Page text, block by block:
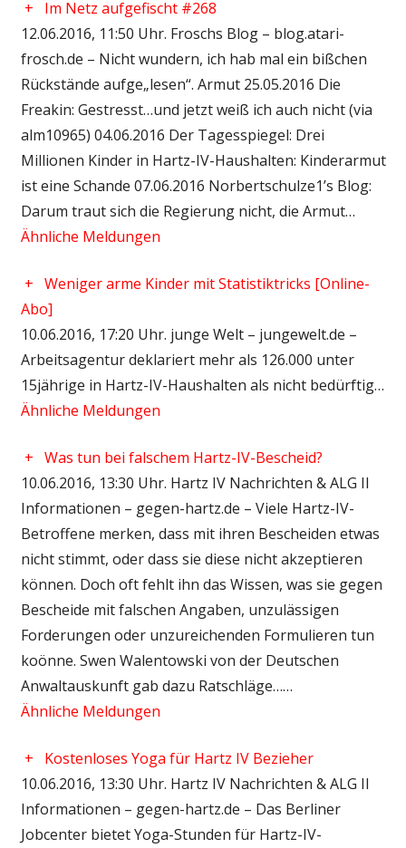
+
Im Netz aufgefischt #268
12.06.2016, 11:50 Uhr. Froschs Blog – blog.atari-
frosch.de – Nicht wundern, ich hab mal ein bißchen
Rückstände aufge„lesen“. Armut 25.05.2016 Die
Freakin: Gestresst…und jetzt weiß ich auch nicht (via
alm10965) 04.06.2016 Der Tagesspiegel: Drei
Millionen Kinder in Hartz-IV-Haushalten: Kinderarmut
ist eine Schande 07.06.2016 Norbertschulze1’s Blog:
Darum traut sich die Regierung nicht, die Armut…
Ähnliche Meldungen
+ Weniger arme Kinder mit Statistiktricks [Online-
Abo]
10.06.2016, 17:20 Uhr. junge Welt – jungewelt.de –
Arbeitsagentur deklariert mehr als 126.000 unter
15jährige in Hartz-IV-Haushalten als nicht bedürftig…
Ähnliche Meldungen
+ Was tun bei falschem Hartz-IV-Bescheid?
10.06.2016, 13:30 Uhr. Hartz IV Nachrichten & ALG II
Informationen – gegen-hartz.de – Viele Hartz-IV-
Betroffene merken, dass mit ihren Bescheiden etwas
nicht stimmt, oder dass sie diese nicht akzeptieren
können. Doch oft fehlt ihn das Wissen, was sie gegen
Bescheide mit falschen Angaben, unzulässigen
Forderungen oder unzureichenden Formulieren tun
koönne. Swen Walentowski von der Deutschen
Anwaltauskunft gab dazu Ratschläge……
Ähnliche Meldungen
+
Kostenloses Yoga für Hartz IV Bezieher
10.06.2016, 13:30 Uhr. Hartz IV Nachrichten & ALG II
Informationen – gegen-hartz.de – Das Berliner
Jobcenter bietet Yoga-Stunden für Hartz-IV-